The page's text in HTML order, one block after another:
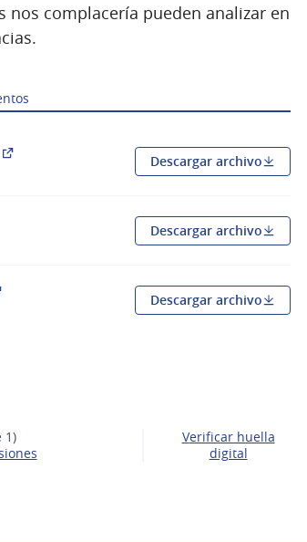
nos complacería pueden analizar en
(Abrir en una pestaña nueva)
Descargar archivo
una pestaña nueva)Descargar archivo
(Abrir en una pestaña nueva)
Descargar archivo
1)
Verificar huella
digital